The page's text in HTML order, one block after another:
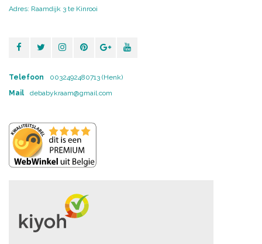
Adres: Raamdijk 3 te Kinrooi
Telefoon
0032492480713 (Henk)
Mail
debabykraam@gmail.com